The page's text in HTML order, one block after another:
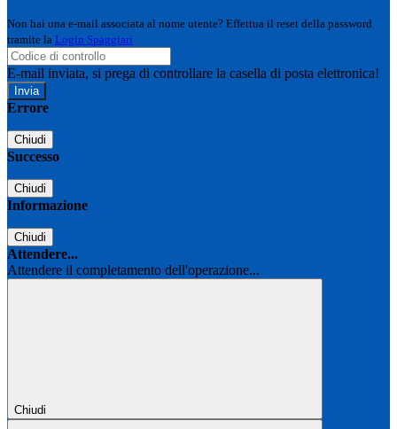
Non hai una e-mail associata al nome utente? Effettua il reset della password
tramite la Login Spaggiari
E-mail inviata, si prega di controllare la casella di posta elettronica!
Errore
Chiudi
Successo
Chiudi
Informazione
Chiudi
Attendere...
Attendere il completamento dell'operazione...
Chiudi